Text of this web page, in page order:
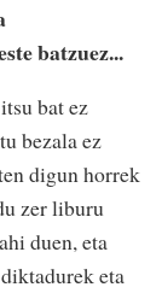
batzuez...
bat ez
bezala ez
digun horrek
zer liburu
duen, eta
eta